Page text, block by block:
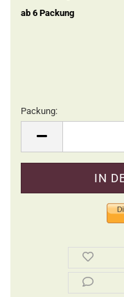
ab 6 Packung
Packung: